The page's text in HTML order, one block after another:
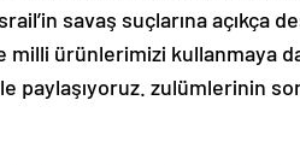
savaş suçlarına açıkça
milli ürünlerimizi kullanmaya
paylaşıyoruz. zulümlerinin